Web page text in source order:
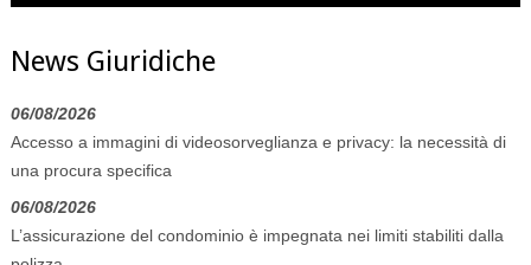
News Giuridiche
06/08/2026
Accesso a immagini di videosorveglianza e privacy: la necessità di
una procura specifica
06/08/2026
L’assicurazione del condominio è impegnata nei limiti stabiliti dalla